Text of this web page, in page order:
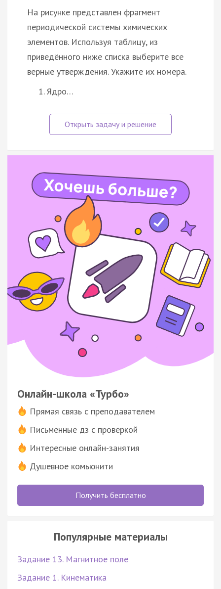
На рисунке представлен фрагмент
периодической системы химических
элементов. Используя таблицу, из
приведённого ниже списка выберите все
верные утверждения. Укажите их номера.
Ядро…
Онлайн-школа «Турбо»
Прямая связь с преподавателем
Письменные дз с проверкой
Интересные онлайн-занятия
Душевное комьюнити
Получить бесплатно
Популярные материалы
Задание 13. Магнитное поле
Задание 1. Кинематика